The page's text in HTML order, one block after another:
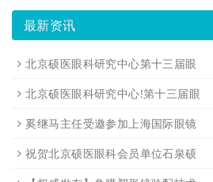
最新资讯
北京硕医眼科研究中心第十三届眼
北京硕医眼科研究中心!第十三届眼
奚继马主任受邀参加上海国际眼镜
祝贺北京硕医眼科会员单位石泉硕